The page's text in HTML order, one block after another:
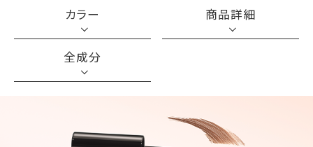
カラー 商品詳細
全成分